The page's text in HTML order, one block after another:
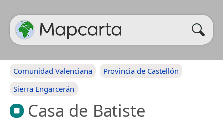
Comunidad Valenciana
Provincia de Castellón
Sierra Engarcerán
Casa de Batiste